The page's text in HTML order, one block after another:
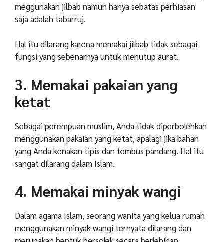
meggunakan jilbab namun hanya sebatas perhiasan
saja adalah tabarruj.
Hal itu dilarang karena memakai jilbab tidak sebagai
fungsi yang sebenarnya untuk menutup aurat.
3. Memakai pakaian yang
ketat
Sebagai perempuan muslim, Anda tidak diperbolehkan
menggunakan pakaian yang ketat, apalagi jika bahan
yang Anda kenakan tipis dan tembus pandang. Hal itu
sangat dilarang dalam Islam.
4. Memakai minyak wangi
Dalam agama Islam, seorang wanita yang kelua rumah
menggunakan minyak wangi ternyata dilarang dan